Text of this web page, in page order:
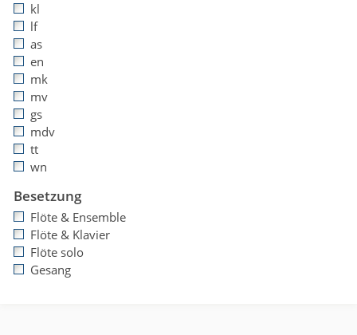
kl
lf
as
en
mk
mv
gs
mdv
tt
wn
Besetzung
Flöte & Ensemble
Flöte & Klavier
Flöte solo
Gesang